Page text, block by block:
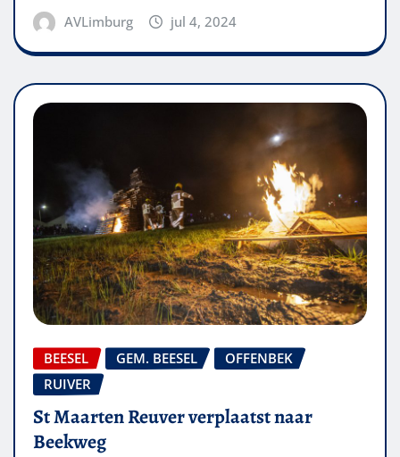
AVLimburg jul 4, 2024
BEESEL GEM. BEESEL
OFFENBEK
RUIVER
St Maarten Reuver verplaatst naar
Beekweg